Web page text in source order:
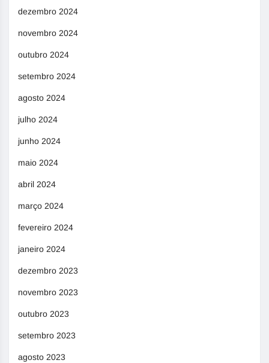
dezembro 2024
novembro 2024
outubro 2024
setembro 2024
agosto 2024
julho 2024
junho 2024
maio 2024
abril 2024
março 2024
fevereiro 2024
janeiro 2024
dezembro 2023
novembro 2023
outubro 2023
setembro 2023
agosto 2023